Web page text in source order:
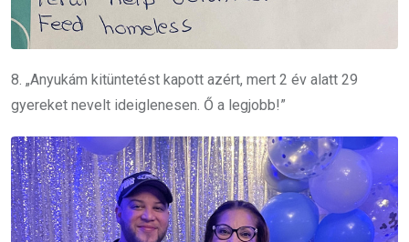
8. „Anyukám kitüntetést kapott azért, mert 2 év alatt 29
gyereket nevelt ideiglenesen. Ő a legjobb!”